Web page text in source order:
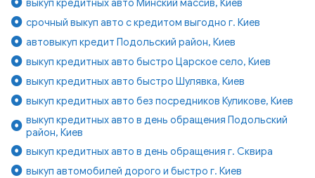
срочный выкуп авто с кредитом выгодно г. Киев
автовыкуп кредит Подольский район, Киев
выкуп кредитных авто быстро Царское село, Киев
выкуп кредитных авто быстро Шулявка, Киев
выкуп кредитных авто без посредников Куликове, Киев
выкуп кредитных авто в день обращения Подольский
район, Киев
выкуп кредитных авто в день обращения г. Сквира
выкуп автомобилей дорого и быстро г. Киев